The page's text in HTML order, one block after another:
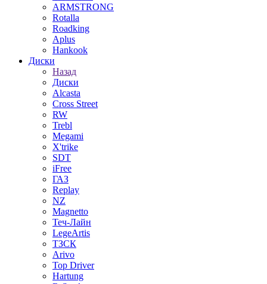
ARMSTRONG
Rotalla
Roadking
Aplus
Hankook
Диски
Назад
Диски
Alcasta
Cross Street
RW
Trebl
Megami
X'trike
SDT
iFree
ГАЗ
Replay
NZ
Magnetto
Теч-Лайн
LegeArtis
ТЗСК
Arivo
Top Driver
Hartung